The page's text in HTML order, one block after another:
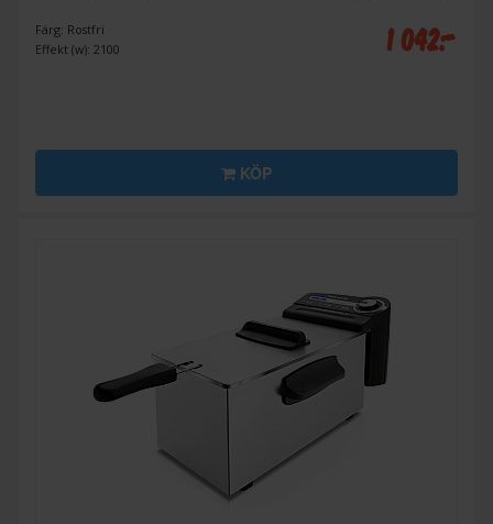
Färg: Rostfri
Effekt (w): 2100
1 042:-
KÖP